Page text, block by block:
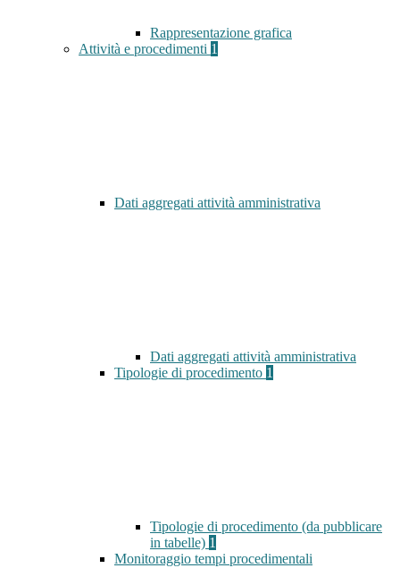
Rappresentazione grafica
Attività e procedimenti 1
Dati aggregati attività amministrativa
Dati aggregati attività amministrativa
Tipologie di procedimento 1
Tipologie di procedimento (da pubblicare
in tabelle) 1
Monitoraggio tempi procedimentali